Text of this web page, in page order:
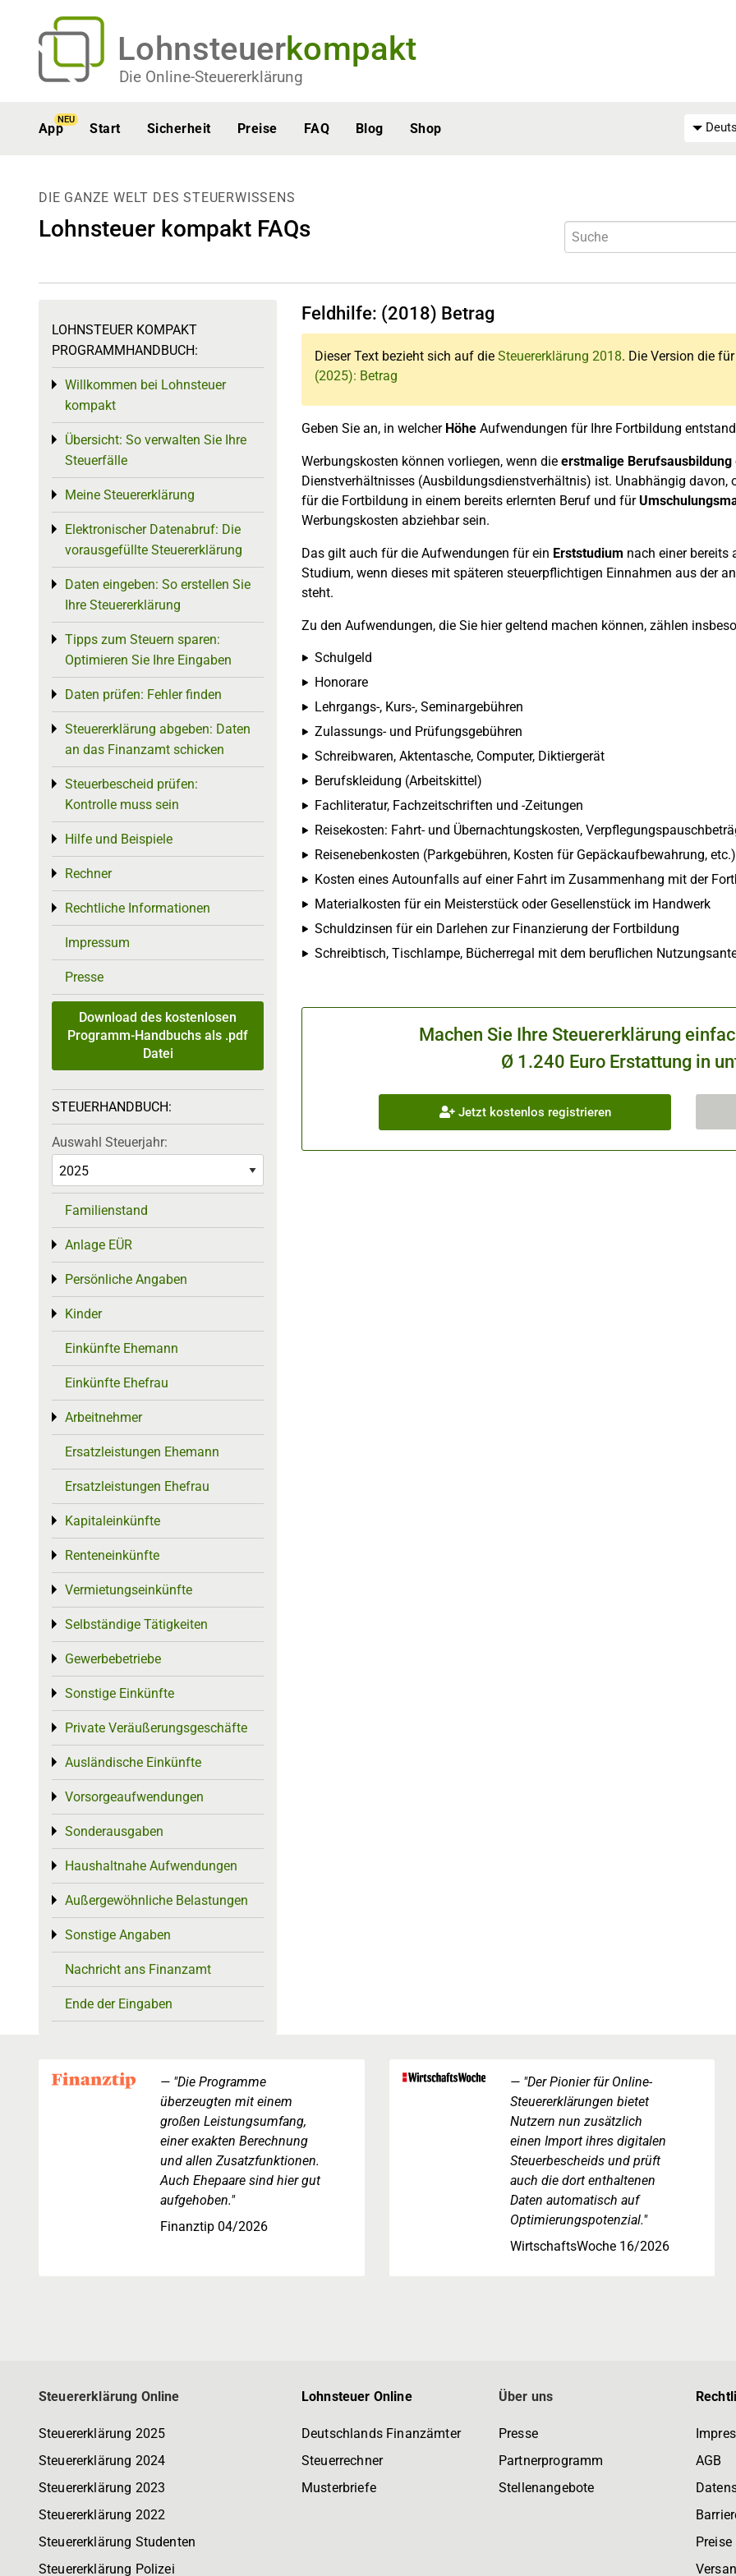
Lohnsteuerkompakt
Die Online-Steuererklärung
App
NEU
Start Sicherheit Preise FAQ Blog Shop
DIE GANZE WELT DES STEUERWISSENS
Lohnsteuer kompakt FAQs
Feldhilfe: (2018) Betrag
Dieser Text bezieht sich auf die Steuererklärung 2018. Die Version die
(2025): Betrag
Geben Sie an, in welcher Höhe Aufwendungen für Ihre Fortbildung
Werbungskosten können vorliegen, wenn die erstmalige Berufsausbildung
Dienstverhältnisses (Ausbildungsdienstverhältnis) ist. Unabhängig
für die Fortbildung in einem bereits erlernten Beruf und für
Werbungskosten abziehbar sein.
Das gilt auch für die Aufwendungen für ein Erststudium nach einer bereits
Studium, wenn dieses mit späteren steuerpflichtigen Einnahmen aus der
steht.
Zu den Aufwendungen, die Sie hier geltend machen können, zählen
Schulgeld
Honorare
Lehrgangs-, Kurs-, Seminargebühren
Zulassungs- und Prüfungsgebühren
Schreibwaren, Aktentasche, Computer, Diktiergerät
Berufskleidung (Arbeitskittel)
Fachliteratur, Fachzeitschriften und -Zeitungen
Reisekosten: Fahrt- und Übernachtungskosten,
Reisenebenkosten (Parkgebühren, Kosten für Gepäckaufbewahrung, etc.)
Kosten eines Autounfalls auf einer Fahrt im Zusammenhang mit der
Materialkosten für ein Meisterstück oder Gesellenstück im Handwerk
Schuldzinsen für ein Darlehen zur Finanzierung der Fortbildung
Schreibtisch, Tischlampe, Bücherregal mit dem beruflichen
Machen Sie Ihre Steuererklärung
Ø 1.240 Euro Erstattung in
Jetzt kostenlos registrieren
LOHNSTEUER KOMPAKT
PROGRAMMHANDBUCH:
Willkommen bei Lohnsteuer
kompakt
Toggle menu
Übersicht: So verwalten Sie Ihre
Steuerfälle
Toggle menu
Meine Steuererklärung
Toggle menu
Elektronischer Datenabruf: Die
vorausgefüllte Steuererklärung
Toggle menu
Daten eingeben: So erstellen Sie
Ihre Steuererklärung
Toggle menu
Tipps zum Steuern sparen:
Optimieren Sie Ihre Eingaben
Toggle menu
Daten prüfen: Fehler finden
Toggle menu
Steuererklärung abgeben: Daten
an das Finanzamt schicken
Toggle menu
Steuerbescheid prüfen:
Kontrolle muss sein
Toggle menu
Hilfe und Beispiele
Toggle menu
Rechner
Toggle menu
Rechtliche Informationen
Toggle menu
Impressum
Presse
Download des kostenlosen
Programm-Handbuchs als .pdf
Datei
STEUERHANDBUCH:
Auswahl Steuerjahr:
Familienstand
Anlage EÜR
Toggle menu
Persönliche Angaben
Toggle menu
Kinder
Toggle menu
Einkünfte Ehemann
Einkünfte Ehefrau
Arbeitnehmer
Toggle menu
Ersatzleistungen Ehemann
Ersatzleistungen Ehefrau
Kapitaleinkünfte
Toggle menu
Renteneinkünfte
Toggle menu
Vermietungseinkünfte
Toggle menu
Selbständige Tätigkeiten
Toggle menu
Gewerbebetriebe
Toggle menu
Sonstige Einkünfte
Toggle menu
Private Veräußerungsgeschäfte
Toggle menu
Ausländische Einkünfte
Toggle menu
Vorsorgeaufwendungen
Toggle menu
Sonderausgaben
Toggle menu
Haushaltnahe Aufwendungen
Toggle menu
Außergewöhnliche Belastungen
Toggle menu
Sonstige Angaben
Toggle menu
Nachricht ans Finanzamt
Ende der Eingaben
"Die Programme
überzeugten mit einem
großen Leistungsumfang,
einer exakten Berechnung
und allen Zusatzfunktionen.
Auch Ehepaare sind hier gut
aufgehoben."
Finanztip 04/2026
"Der Pionier für Online-
Steuererklärungen bietet
Nutzern nun zusätzlich
einen Import ihres digitalen
Steuerbescheids und prüft
auch die dort enthaltenen
Daten automatisch auf
Optimierungspotenzial."
WirtschaftsWoche 16/2026
Steuererklärung Online
Steuererklärung 2025
Steuererklärung 2024
Steuererklärung 2023
Steuererklärung 2022
Steuererklärung Studenten
Steuererklärung Polizei
Lohnsteuer Online
Deutschlands Finanzämter
Steuerrechner
Musterbriefe
Über uns
Presse
Partnerprogramm
Stellenangebote
AGB
Preise